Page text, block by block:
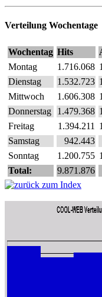
Verteilung Wochentage
Wochentag Hits
Montag
1.716.068
Dienstag
1.532.723
Mittwoch
1.606.308
Donnerstag
1.479.368
Freitag
1.394.211
Samstag
942.443
Sonntag
1.200.755
Total:
9.871.876